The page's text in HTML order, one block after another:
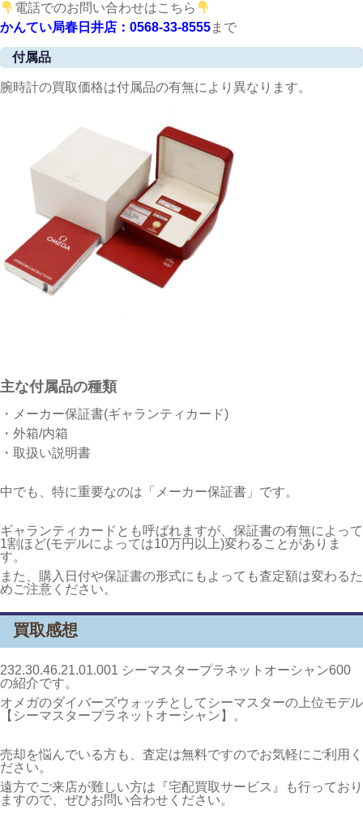
電話でのお問い合わせはこちら
かんてい局春日井店：0568-33-8555まで
付属品
腕時計の買取価格は付属品の有無により異なります。
主な付属品の種類
・メーカー保証書(ギャランティカード)
・外箱/内箱
・取扱い説明書
中でも、特に重要なのは「メーカー保証書」です。
ギャランティカードとも呼ばれますが、保証書の有無によって
1割ほど(モデルによっては10万円以上)変わることがありま
す。
また、購入日付や保証書の形式にもよっても査定額は変わるた
めご注意ください。
買取感想
232.30.46.21.01.001 シーマスタープラネットオーシャン600
の紹介です。
オメガのダイバーズウォッチとしてシーマスターの上位モデル
【シーマスタープラネットオーシャン】。
売却を悩んでいる方も、査定は無料ですのでお気軽にご利用く
ださい。
遠方でご来店が難しい方は『宅配買取サービス』も行っており
ますので、ぜひお問い合わせください。